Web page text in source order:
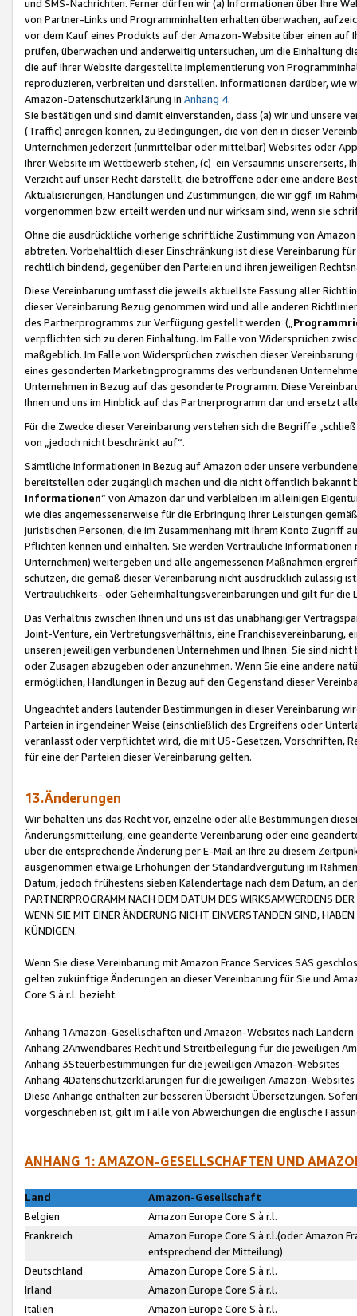
und SMS-Nachrichten. Ferner dürfen wir (a) Informationen über Ihre
von Partner-Links und Programminhalten erhalten überwachen,
vor dem Kauf eines Produkts auf der Amazon-Website über einen
prüfen, überwachen und anderweitig untersuchen, um die Einhaltung
die auf Ihrer Website dargestellte Implementierung von
reproduzieren, verbreiten und darstellen. Informationen darüber, wie
Amazon-Datenschutzerklärung in Anhang 4.
Sie bestätigen und sind damit einverstanden, dass (a) wir und
(Traffic) anregen können, zu Bedingungen, die von den in dieser
Unternehmen jederzeit (unmittelbar oder mittelbar) Websites oder
Ihrer Website im Wettbewerb stehen, (c) ein Versäumnis unsererseits,
Verzicht auf unser Recht darstellt, die betroffene oder eine andere
Aktualisierungen, Handlungen und Zustimmungen, die wir ggf. im
vorgenommen bzw. erteilt werden und nur wirksam sind, wenn sie
Ohne die ausdrückliche vorherige schriftliche Zustimmung von
abtreten. Vorbehaltlich dieser Einschränkung ist diese Vereinbarung
rechtlich bindend, gegenüber den Parteien und ihren jeweiligen
Diese Vereinbarung umfasst die jeweils aktuellste Fassung aller
dieser Vereinbarung Bezug genommen wird und alle anderen
des Partnerprogramms zur Verfügung gestellt werden („
verpflichten sich zu deren Einhaltung. Im Falle von Widersprüchen
maßgeblich. Im Falle von Widersprüchen zwischen dieser
eines gesonderten Marketingprogramms des verbundenen
Unternehmen in Bezug auf das gesonderte Programm. Diese
Ihnen und uns im Hinblick auf das Partnerprogramm dar und ersetzt
Für die Zwecke dieser Vereinbarung verstehen sich die Begriffe
von „jedoch nicht beschränkt auf“.
Sämtliche Informationen in Bezug auf Amazon oder unsere
bereitstellen oder zugänglich machen und die nicht öffentlich
Informationen“ von Amazon dar und verbleiben im alleinigen
wie dies angemessenerweise für die Erbringung Ihrer Leistungen
juristischen Personen, die im Zusammenhang mit Ihrem Konto
Pflichten kennen und einhalten. Sie werden Vertrauliche
Unternehmen) weitergeben und alle angemessenen Maßnahmen
schützen, die gemäß dieser Vereinbarung nicht ausdrücklich zulässig
Vertraulichkeits- oder Geheimhaltungsvereinbarungen und gilt für die
Das Verhältnis zwischen Ihnen und uns ist das unabhängiger
Joint-Venture, ein Vertretungsverhältnis, eine Franchisevereinbarung,
unseren jeweiligen verbundenen Unternehmen und Ihnen. Sie sind
oder Zusagen abzugeben oder anzunehmen. Wenn Sie eine andere
ermöglichen, Handlungen in Bezug auf den Gegenstand dieser
Ungeachtet anders lautender Bestimmungen in dieser Vereinbarung
Parteien in irgendeiner Weise (einschließlich des Ergreifens oder
veranlasst oder verpflichtet wird, die mit US-Gesetzen, Vorschriften,
für eine der Parteien dieser Vereinbarung gelten.
13.Änderungen
Wir behalten uns das Recht vor, einzelne oder alle Bestimmungen
Änderungsmitteilung, eine geänderte Vereinbarung oder eine
über die entsprechende Änderung per E-Mail an Ihre zu diesem
ausgenommen etwaige Erhöhungen der Standardvergütung im
Datum, jedoch frühestens sieben Kalendertage nach dem Datum, an
PARTNERPROGRAMM NACH DEM DATUM DES WIRKSAMWERDENS
WENN SIE MIT EINER ÄNDERUNG NICHT EINVERSTANDEN SIND,
KÜNDIGEN.
Wenn Sie diese Vereinbarung mit Amazon France Services SAS
gelten zukünftige Änderungen an dieser Vereinbarung für Sie und
Core S.à r.l. bezieht.
Anhang 1Amazon-Gesellschaften und Amazon-Websites nach Ländern
Anhang 2Anwendbares Recht und Streitbeilegung für die jeweiligen
Anhang 3Steuerbestimmungen für die jeweiligen Amazon-Websites
Anhang 4Datenschutzerklärungen für die jeweiligen Amazon-Websites
Diese Anhänge enthalten zur besseren Übersicht Übersetzungen.
vorgeschrieben ist, gilt im Falle von Abweichungen die englische
ANHANG 1: AMAZON-GESELLSCHAFTEN UND
Land
Amazon-Gesellschaft
Belgien
Amazon Europe Core S.à r.l.
Frankreich
Amazon Europe Core S.à r.l.(oder Amazon
entsprechend der Mitteilung)
Deutschland
Amazon Europe Core S.à r.l.
Irland
Amazon Europe Core S.à r.l.
Italien
Amazon Europe Core S.à r.l.